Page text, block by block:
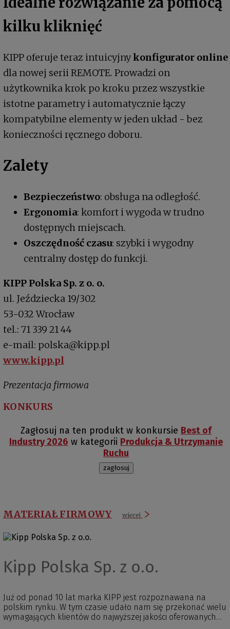
kilku kliknięć
KIPP oferuje teraz intuicyjnykonfigurator online
dla nowej serii REMOTE. Prowadzi on
użytkownika krok po kroku przez wszystkie
istotne parametry i automatycznie łączy
kompatybilne elementy w jeden układ - bez
konieczności ręcznego doboru.
Zalety
Bezpieczeństwo: obsługa na odległość.
Ergonomia: komfort i wygoda w trudno
dostępnych miejscach.
Oszczędność czasu: szybki i wygodny
centralny dostęp do funkcji.
KIPP Polska Sp. z o. o.
ul. Jeździecka 19/302
53-032 Wrocław
tel.: 71 339 21 44
e-mail: polska@kipp.pl
www.kipp.pl
Prezentacja firmowa
KONKURS
Zagłosuj na ten produkt w konkursie Best of
Industry 2026 w kategorii Produkcja & Utrzymanie
Ruchu
zagłosuj
MATERIAŁ FIRMOWY więcej
Kipp Polska Sp. z o.o.
Już od ponad 10 lat marka KIPP jest rozpoznawana na
polskim rynku. W tym czasie udało nam się przekonać wielu
wymagających klientów do najwyższej jakości oferowanych